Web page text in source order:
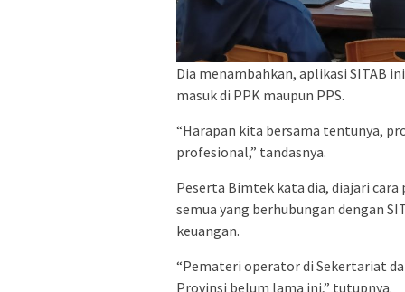
Dia menambahkan, aplikasi SITAB
masuk di PPK maupun PPS.
“Harapan kita bersama tentunya,
profesional,” tandasnya.
Peserta Bimtek kata dia, diajari
semua yang berhubungan dengan
keuangan.
“Pemateri operator di Sekertariat
Provinsi belum lama ini,” tutupnya.